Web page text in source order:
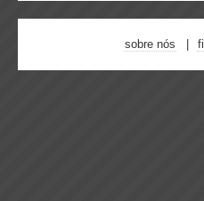
sobre nós